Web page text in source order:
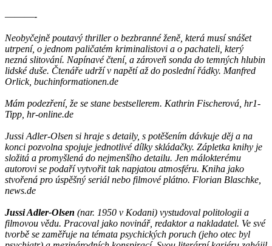
———-
Neobyčejně poutavý thriller o bezbranné ženě, která musí snášet
utrpení, o jednom paličatém kriminalistovi a o pachateli, který
nezná slitování. Napínavé čtení, a zároveň sonda do temných hlubin
lidské duše. Čtenáře udrží v napětí až do poslední řádky. Manfred
Orlick, buchinformationen.de
Mám podezření, že se stane bestsellerem. Kathrin Fischerová, hr1-
Tipp, hr-online.de
Jussi Adler-Olsen si hraje s detaily, s potěšením dávkuje děj a na
konci pozvolna spojuje jednotlivé dílky skládačky. Zápletka knihy je
složitá a promyšlená do nejmenšího detailu. Jen málokterému
autorovi se podaří vytvořit tak napjatou atmosféru. Kniha jako
stvořená pro úspěšný seriál nebo filmové plátno. Florian Blaschke,
news.de
Jussi Adler-Olsen (nar. 1950 v Kodani) vystudoval politologii a
filmovou vědu. Pracoval jako novinář, redaktor a nakladatel. Ve své
tvorbě se zaměřuje na témata psychických poruch (jeho otec byl